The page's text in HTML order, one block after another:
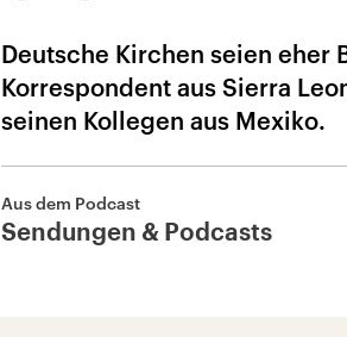
Deutsche Kirchen seien eher
Korrespondent aus Sierra
seinen Kollegen aus Mexiko.
Aus dem Podcast
Sendungen & Podcasts